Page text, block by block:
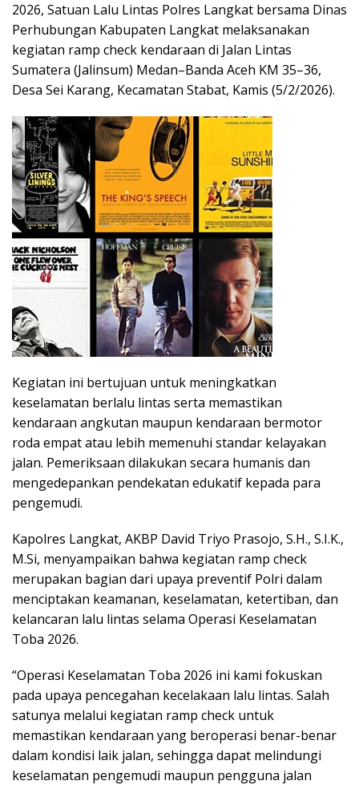
2026, Satuan Lalu Lintas Polres Langkat bersama Dinas
Perhubungan Kabupaten Langkat melaksanakan
kegiatan ramp check kendaraan di Jalan Lintas
Sumatera (Jalinsum) Medan–Banda Aceh KM 35–36,
Desa Sei Karang, Kecamatan Stabat, Kamis (5/2/2026).
Kegiatan ini bertujuan untuk meningkatkan
keselamatan berlalu lintas serta memastikan
kendaraan angkutan maupun kendaraan bermotor
roda empat atau lebih memenuhi standar kelayakan
jalan. Pemeriksaan dilakukan secara humanis dan
mengedepankan pendekatan edukatif kepada para
pengemudi.
Kapolres Langkat, AKBP David Triyo Prasojo, S.H., S.I.K.,
M.Si, menyampaikan bahwa kegiatan ramp check
merupakan bagian dari upaya preventif Polri dalam
menciptakan keamanan, keselamatan, ketertiban, dan
kelancaran lalu lintas selama Operasi Keselamatan
Toba 2026.
“Operasi Keselamatan Toba 2026 ini kami fokuskan
pada upaya pencegahan kecelakaan lalu lintas. Salah
satunya melalui kegiatan ramp check untuk
memastikan kendaraan yang beroperasi benar-benar
dalam kondisi laik jalan, sehingga dapat melindungi
keselamatan pengemudi maupun pengguna jalan